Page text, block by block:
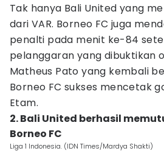
Tak hanya Bali United yang
dari VAR. Borneo FC juga
penalti pada menit ke-84
pelanggaran yang dibuktikan
Matheus Pato yang kembali
Borneo FC sukses mencetak
Etam.
2. Bali United berhasil
Borneo FC
Liga 1 Indonesia. (IDN Times/Mardya Shakti)